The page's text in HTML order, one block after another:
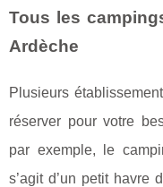
Tous les
Ardèche
Plusieurs
réserver pour votre
par exemple, le
s’agit d’un petit havre